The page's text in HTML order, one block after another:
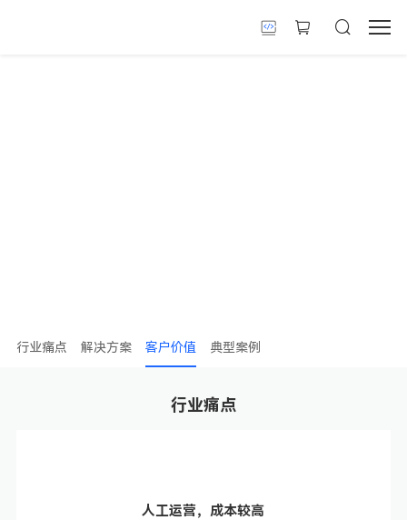
行业痛点 解决方案 客户价值 典型案例
行业痛点
人工运营，成本较高